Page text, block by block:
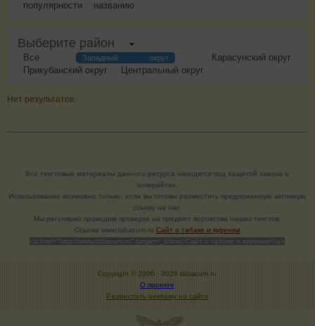
популярности
названию
Выберите район
Все Западный округ
Карасунский округ
Прикубанский округ
Центральный округ
Нет результатов.
Все текстовые материалы данного ресурса находятся под защитой закона о
копирайтах.
Использование возможно только, если вы готовы разместить предложенную активную
ссылку на нас.
Мы регулярно проводим проверки на предмет воровства наших текстов.
Cсылка www.tabacum.ru Сайт о табаке и курении
<a href="http://www.tabacum.ru" target=_blank>Сайт о табаке и курении</a>
Copyright © 2006 - 2026 tabacum.ru
О проекте
Разместить рекламу на сайте